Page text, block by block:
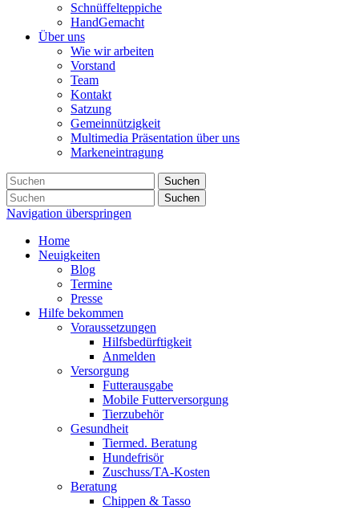
Schnüffelteppiche
HandGemacht
Über uns
Wie wir arbeiten
Vorstand
Team
Kontakt
Satzung
Gemeinnützigkeit
Multimedia Präsentation über uns
Markeneintragung
Suchen
Suchen
Navigation überspringen
Home
Neuigkeiten
Blog
Termine
Presse
Hilfe bekommen
Voraussetzungen
Hilfsbedürftigkeit
Anmelden
Versorgung
Futterausgabe
Mobile Futterversorgung
Tierzubehör
Gesundheit
Tiermed. Beratung
Hundefrisör
Zuschuss/TA-Kosten
Beratung
Chippen & Tasso